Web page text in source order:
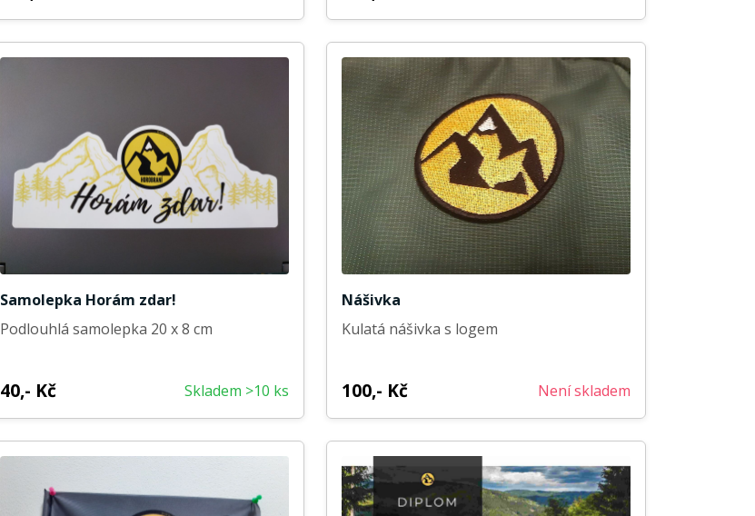
Samolepka Horám zdar!
Podlouhlá samolepka 20 x 8 cm
40,- Kč Skladem >10 ks
Nášivka
Kulatá nášivka s logem
100,- Kč Není skladem